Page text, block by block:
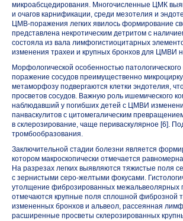
микроабсцедирования. Многочисленные ЦМК
и очагов карнификации, среди мезотелия и
ЦМВ-поражения легких явилось формирование
представлена некротическим детритом с
состояла из вала лимфогистиоцитарных
изменения трахеи и крупных бронхов для ЦМВИ
Морфологической особенностью
поражение сосудов преимущественно
метаморфозу подвергаются клетки эндотелия,
просветов сосудов. Важную роль ишемического
наблюдавший у погибших детей с ЦМВИ
панваскулитов с цитомегалическим
в склерозирование, чаще периваскулярное [6].
тромбообразования.
Заключительной стадии болезни является
котором макроскопически отмечается
На разрезах легких выявляются тяжистые поля
с зернистыми серо-желтыми фокусами.
утолщение фиброзированных
отмечаются крупные поля сплошной фиброзной
измененных бронхов и альвеол, рассеянная
расширенные просветы склерозированных